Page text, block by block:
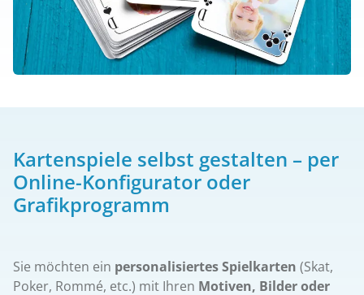
Kartenspiele selbst gestalten – per
Online-Konfigurator oder
Grafikprogramm
Sie möchten ein personalisiertes Spielkarten (Skat,
Poker, Rommé, etc.) mit Ihren Motiven, Bilder oder